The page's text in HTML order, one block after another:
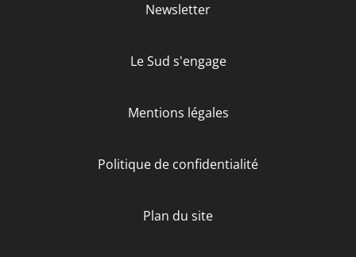
Newsletter
Le Sud s'engage
Mentions légales
Politique de confidentialité
Plan du site